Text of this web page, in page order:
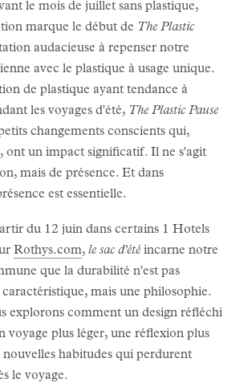
le mois de juillet sans plastique,
marque le début de The Plastic
audacieuse à repenser notre
avec le plastique à usage unique.
de plastique ayant tendance à
les voyages d'été, The Plastic Pause
changements conscients qui,
ont un impact significatif. Il ne s'agit
mais de présence. Et dans
est essentielle.
du 12 juin dans certains 1 Hotels
Rothys.com, le sac d'été incarne notre
que la durabilité n'est pas
mais une philosophie.
explorons comment un design réfléchi
voyage plus léger, une réflexion plus
habitudes qui perdurent
le voyage.